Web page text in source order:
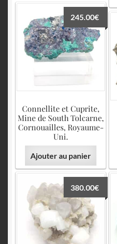
Connellite et Cuprite,
Mine de South Tolcarne,
Cornouailles, Royaume-
Uni.
245.00€
Ajouter au panier
380.00€